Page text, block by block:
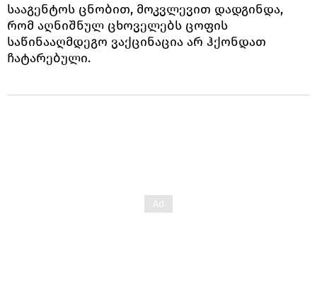
სააგენტოს ცნობით, მოკვლევით დადგინდა,
რომ აღნიშნულ ცხოველებს ცოფის
საწინააღმდეგო ვაქცინაცია არ ჰქონდათ
ჩატარებული.